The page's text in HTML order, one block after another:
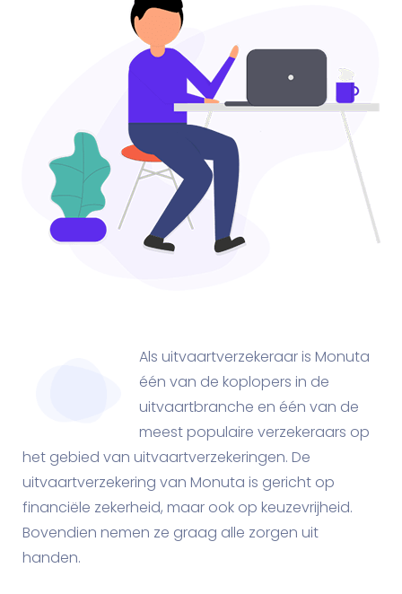
Als uitvaartverzekeraar is Monuta
één van de koplopers in de
uitvaartbranche en één van de
meest populaire verzekeraars op
het gebied van uitvaartverzekeringen. De
uitvaartverzekering van Monuta is gericht op
financiële zekerheid, maar ook op keuzevrijheid.
Bovendien nemen ze graag alle zorgen uit
handen.